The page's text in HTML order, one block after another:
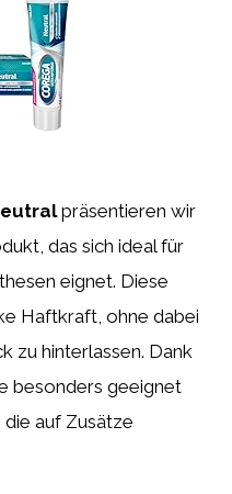
präsentieren wir
das sich ideal für
eignet. Diese
Haftkraft, ohne dabei
zu hinterlassen. Dank
besonders geeignet
auf Zusätze